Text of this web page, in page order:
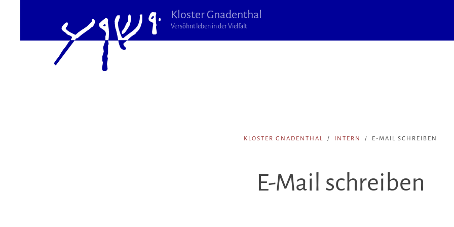
Kloster Gnadenthal
Versöhnt leben in der Vielfalt
KLOSTER GNADENTHAL INTERN E-MAIL SCHREIBEN
E-Mail schreiben